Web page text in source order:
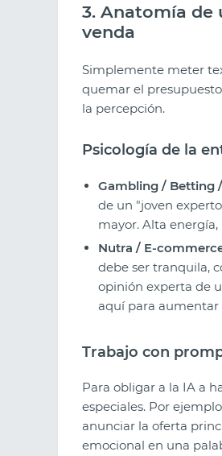
3. Anatomía de
venda
Simplemente meter
quemar el
la percepción.
Psicología de la
Gambling / Betting
de un "joven
mayor. Alta
Nutra / E-
debe ser tranquila,
opinión experta de
aquí para aumentar
Trabajo con
Para obligar a la IA a
especiales. Por
anunciar la oferta
emocional en una